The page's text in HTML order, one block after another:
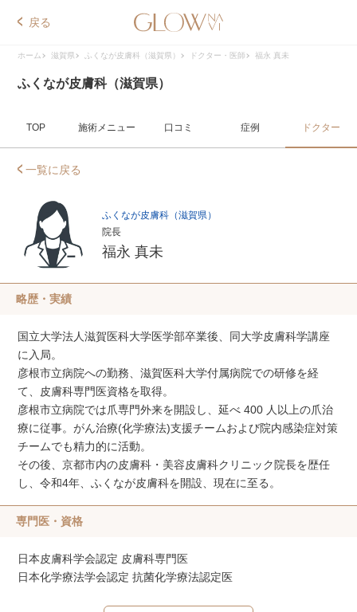
戻る
ホーム 滋賀県 ふくなが皮膚科（滋賀県） ドクター・医師 福永 真未
ふくなが皮膚科（滋賀県）
TOP 施術メニュー 口コミ 症例 ドクター
一覧に戻る
ふくなが皮膚科（滋賀県）
院長
福永 真未
略歴・実績
国立大学法人滋賀医科大学医学部卒業後、同大学皮膚科学講座
に入局。
彦根市立病院への勤務、滋賀医科大学付属病院での研修を経
て、皮膚科専門医資格を取得。
彦根市立病院では爪専門外来を開設し、延べ 400 人以上の爪治
療に従事。がん治療(化学療法)支援チームおよび院内感染症対策
チームでも精力的に活動。
その後、京都市内の皮膚科・美容皮膚科クリニック院長を歴任
し、令和4年、ふくなが皮膚科を開設、現在に至る。
専門医・資格
日本皮膚科学会認定 皮膚科専門医
日本化学療法学会認定 抗菌化学療法認定医